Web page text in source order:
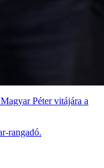
Péter vitájára a
rangadó.